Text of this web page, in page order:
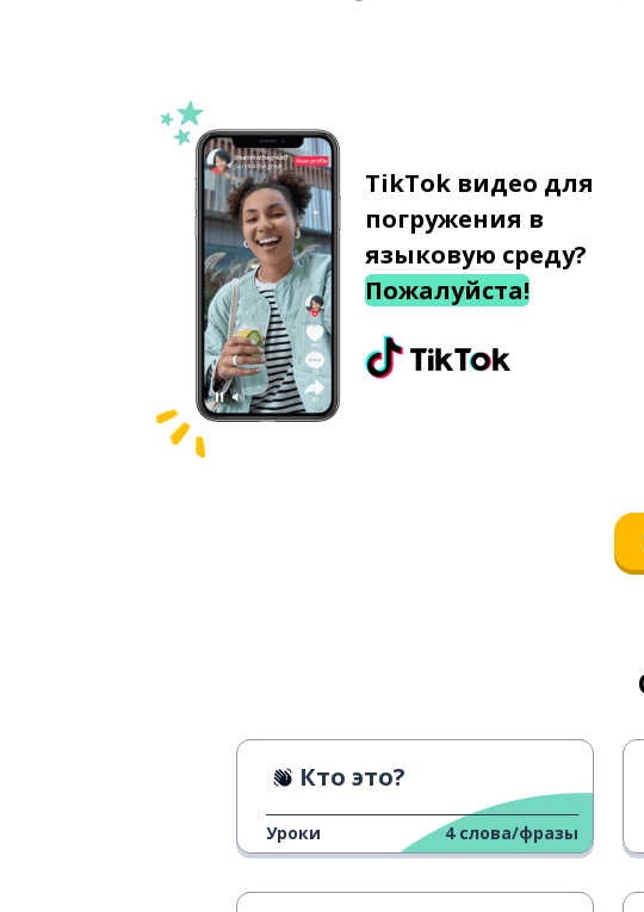
TikTok видео для
погружения в
языковую среду?
Пожалуйста!
Кто это?
Уроки 4 слова/фразы